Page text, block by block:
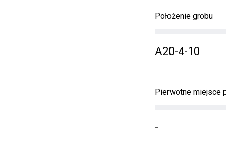
Położenie grobu
A20-4-10
Pierwotne miejsce
-